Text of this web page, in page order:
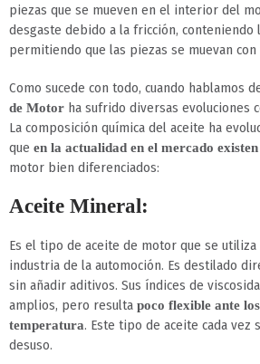
piezas que se mueven en el interior del
desgaste debido a la fricción, conteniendo
permitiendo que las piezas se muevan con
Como sucede con todo, cuando hablamos
de Motor ha sufrido diversas evoluciones
La composición química del aceite ha
que en la actualidad en el mercado
motor bien diferenciados:
Aceite Mineral:
Es el tipo de aceite de motor que se
industria de la automoción. Es destilado
sin añadir aditivos. Sus índices de
amplios, pero resulta poco flexible ante
temperatura. Este tipo de aceite cada vez
desuso.